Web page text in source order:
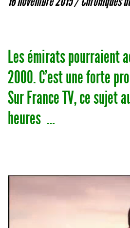
Les émirats pourraient
2000. C’est une forte
Sur France TV, ce sujet
heures …